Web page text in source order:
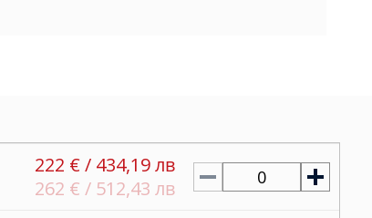
222 € / 434,19 лв
262 € / 512,43 лв 0